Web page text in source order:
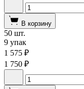
В корзину
50 шт.
9 упак
1 575 ₽
1 750 ₽